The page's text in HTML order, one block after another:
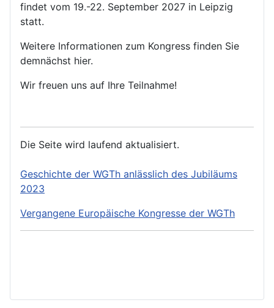
findet vom 19.-22. September 2027 in Leipzig
statt.
Weitere Informationen zum Kongress finden Sie
demnächst hier.
Wir freuen uns auf Ihre Teilnahme!
Die Seite wird laufend aktualisiert.
Geschichte der WGTh anlässlich des Jubiläums
2023
Vergangene Europäische Kongresse der WGTh